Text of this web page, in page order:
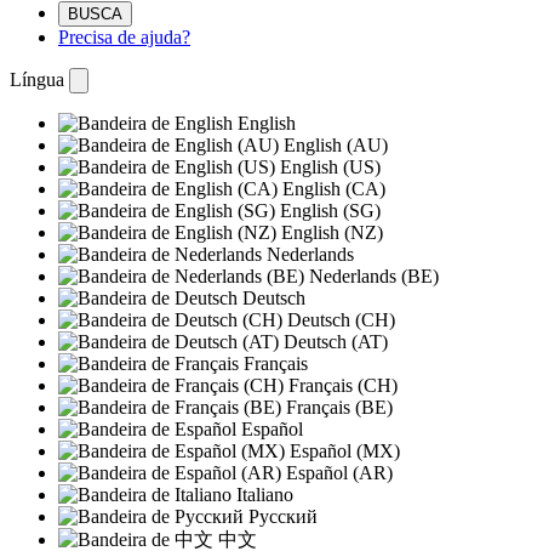
BUSCA
Precisa de ajuda?
Língua
English
English (AU)
English (US)
English (CA)
English (SG)
English (NZ)
Nederlands
Nederlands (BE)
Deutsch
Deutsch (CH)
Deutsch (AT)
Français
Français (CH)
Français (BE)
Español
Español (MX)
Español (AR)
Italiano
Русский
中文